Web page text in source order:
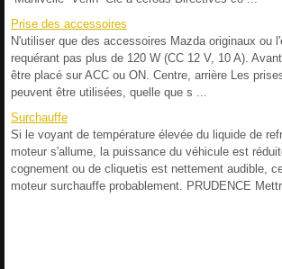
Prise des accessoires
N'utiliser que des accessoires Mazda originaux ou
requérant pas plus de 120 W (CC 12 V, 10 A).
être placé sur ACC ou ON. Centre, arrière Les
peuvent être utilisées, quelle que s ...
Surchauffe
Si le voyant de température élevée du liquide de
moteur s'allume, la puissance du véhicule est
cognement ou de cliquetis est nettement audible,
moteur surchauffe probablement. PRUDENCE Mettr